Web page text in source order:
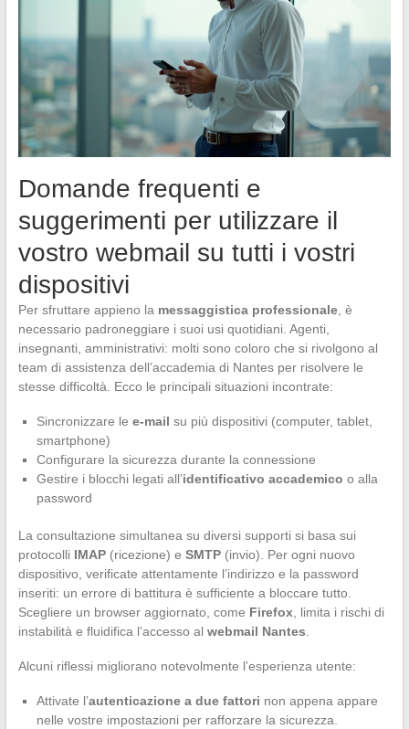
Domande frequenti e
suggerimenti per utilizzare il
vostro webmail su tutti i vostri
dispositivi
Per sfruttare appieno la messaggistica professionale, è
necessario padroneggiare i suoi usi quotidiani. Agenti,
insegnanti, amministrativi: molti sono coloro che si rivolgono al
team di assistenza dell’accademia di Nantes per risolvere le
stesse difficoltà. Ecco le principali situazioni incontrate:
Sincronizzare le e-mail su più dispositivi (computer, tablet,
smartphone)
Configurare la sicurezza durante la connessione
Gestire i blocchi legati all’identificativo accademico o alla
password
La consultazione simultanea su diversi supporti si basa sui
protocolli IMAP(ricezione) e SMTP(invio). Per ogni nuovo
dispositivo, verificate attentamente l’indirizzo e la password
inseriti: un errore di battitura è sufficiente a bloccare tutto.
Scegliere un browser aggiornato, come Firefox, limita i rischi di
instabilità e fluidifica l’accesso al webmail Nantes
Alcuni riflessi migliorano notevolmente l’esperienza utente:
Attivate l’autenticazione a due fattori non appena appare
nelle vostre impostazioni per rafforzare la sicurezza.